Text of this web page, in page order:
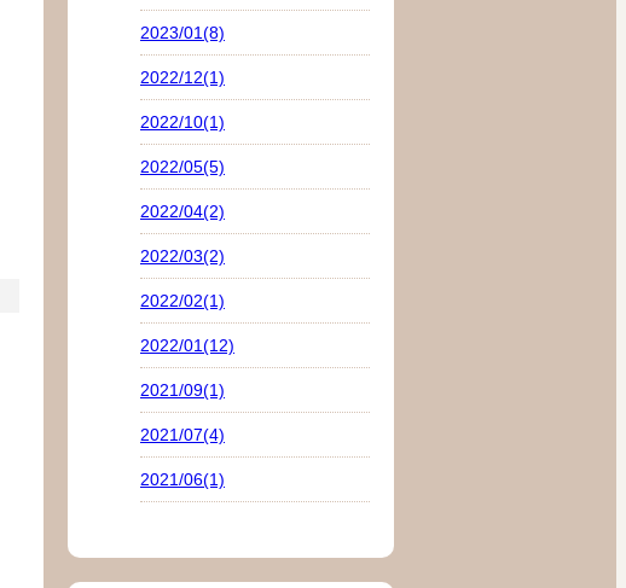
2023/01(8)
2022/12(1)
2022/10(1)
2022/05(5)
2022/04(2)
2022/03(2)
2022/02(1)
2022/01(12)
2021/09(1)
2021/07(4)
2021/06(1)